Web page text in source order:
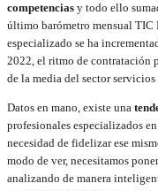
competencias y todo ello
último barómetro mensual
especializado se ha
2022, el ritmo de contratación
de la media del sector
Datos en mano, existe una
profesionales especializados
necesidad de fidelizar ese
modo de ver, necesitamos
analizando de manera